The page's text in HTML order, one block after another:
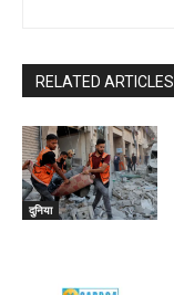
RELATED ARTICLES
दुनिया